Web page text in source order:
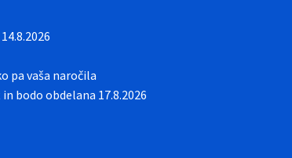
pa vaša naročila
bodo obdelana 17.8.2026